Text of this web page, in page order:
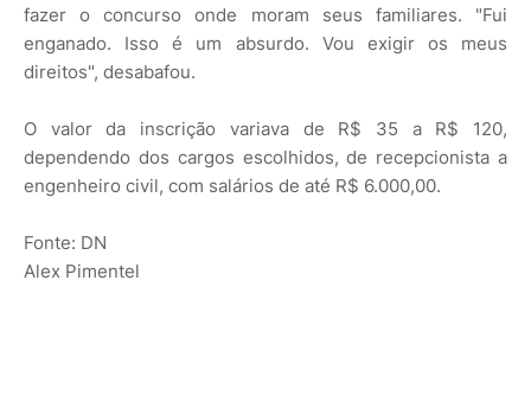
fazer o concurso onde moram seus familiares. "Fui
enganado. Isso é um absurdo. Vou exigir os meus
direitos", desabafou.
O valor da inscrição variava de R$ 35 a R$ 120,
dependendo dos cargos escolhidos, de recepcionista a
engenheiro civil, com salários de até R$ 6.000,00.
Fonte: DN
Alex Pimentel